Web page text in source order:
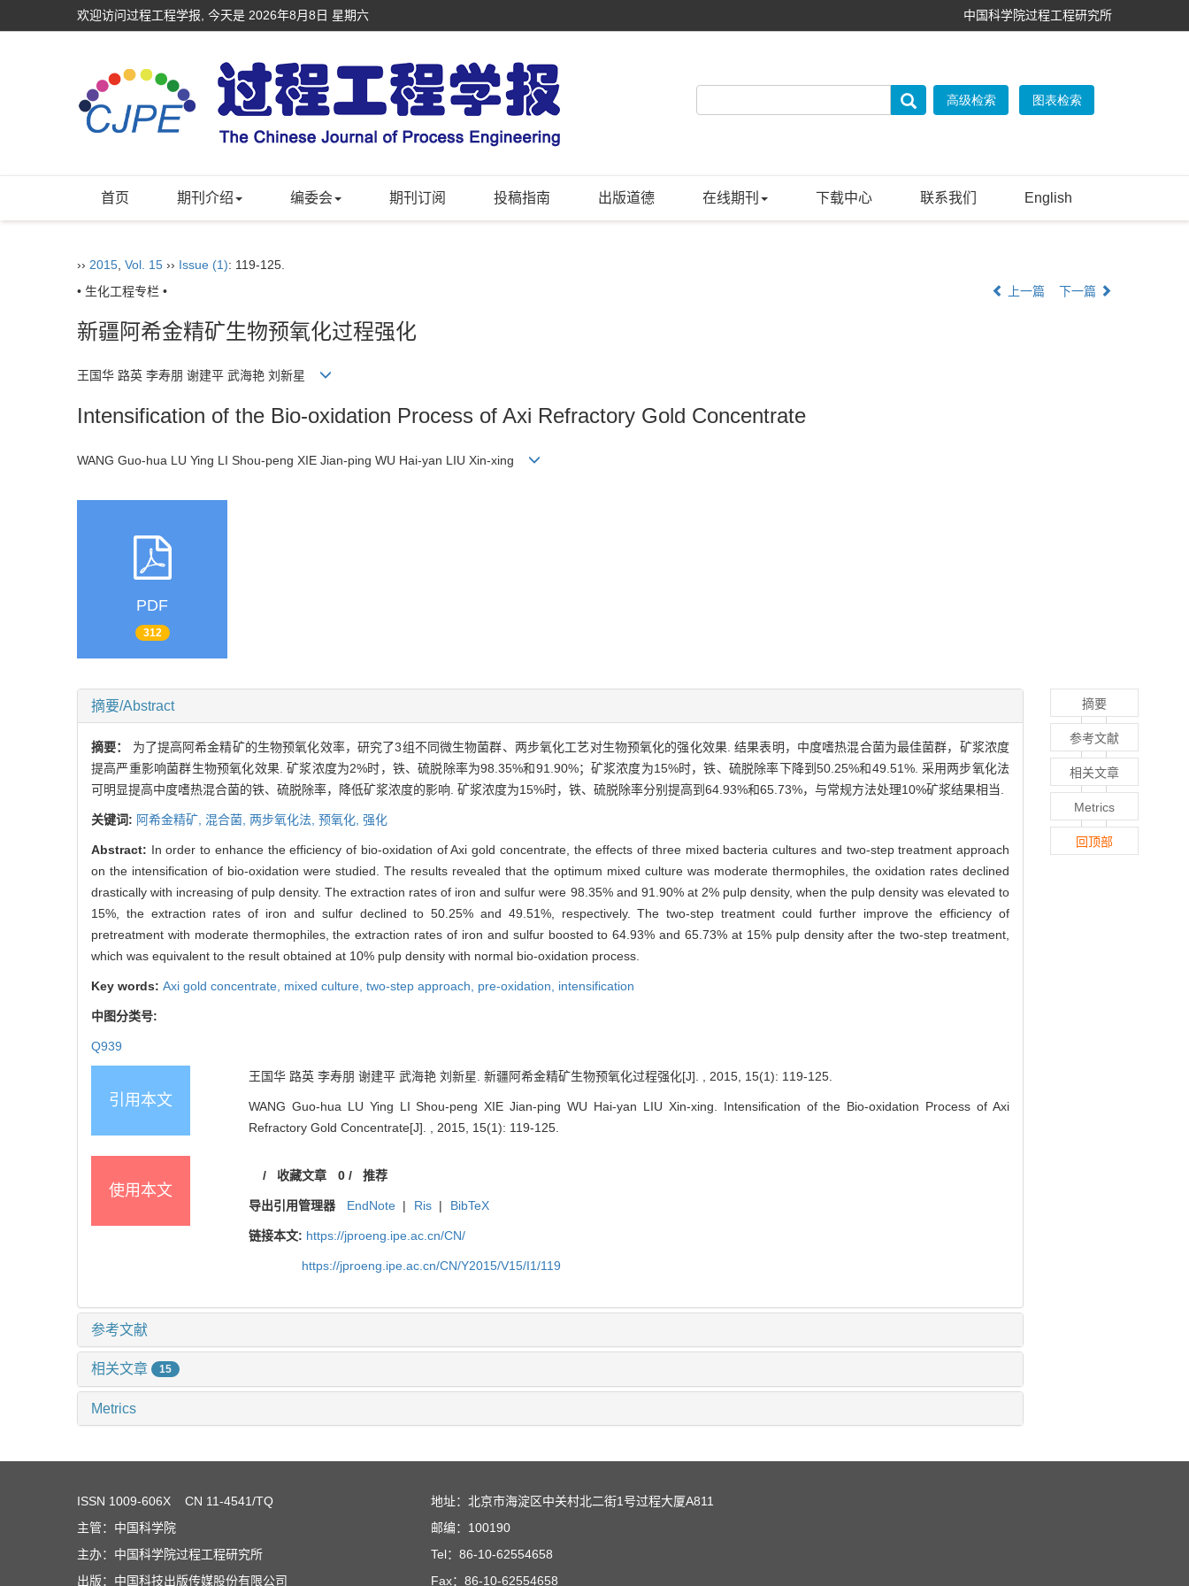
欢迎访问过程工程学报, 今天是 2026年8月8日 星期六 中国科学院过程工程研究所
首页 期刊介绍 编委会 期刊订阅 投稿指南 出版道德 在线期刊 下载中心 联系我们 English
›› 2015 Vol. 15 ›› Issue (1): 119-125.
• 生化工程专栏 •
上一篇 下一篇
新疆阿希金精矿生物预氧化过程强化
王国华 路英 李寿朋 谢建平 武海艳 刘新星
Intensification of the Bio-oxidation Process of Axi Refractory Gold Concentrate
WANG Guo-hua LU Ying LI Shou-peng XIE Jian-ping WU Hai-yan LIU Xin-xing
PDF
312
摘要/Abstract
摘要： 为了提高阿希金精矿的生物预氧化效率，研究了3组不同微生物菌群、两步氧化工艺对生物预氧化的强化效果. 结果表明，中度嗜热混合菌为最佳菌群，矿浆浓度
提高严重影响菌群生物预氧化效果. 矿浆浓度为2%时，铁、硫脱除率为98.35%和91.90%；矿浆浓度为15%时，铁、硫脱除率下降到50.25%和49.51%. 采用两步氧化法
可明显提高中度嗜热混合菌的铁、硫脱除率，降低矿浆浓度的影响. 矿浆浓度为15%时，铁、硫脱除率分别提高到64.93%和65.73%，与常规方法处理10%矿浆结果相当.
关键词: 阿希金精矿, 混合菌, 两步氧化法, 预氧化, 强化
Abstract: In order to enhance the efficiency of bio-oxidation of Axi gold concentrate, the effects of three mixed bacteria cultures and two-step treatment approach
on the intensification of bio-oxidation were studied. The results revealed that the optimum mixed culture was moderate thermophiles, the oxidation rates declined
drastically with increasing of pulp density. The extraction rates of iron and sulfur were 98.35% and 91.90% at 2% pulp density, when the pulp density was elevated to
15%, the extraction rates of iron and sulfur declined to 50.25% and 49.51%, respectively. The two-step treatment could further improve the efficiency of
pretreatment with moderate thermophiles, the extraction rates of iron and sulfur boosted to 64.93% and 65.73% at 15% pulp density after the two-step treatment,
which was equivalent to the result obtained at 10% pulp density with normal bio-oxidation process.
Key words: Axi gold concentrate, mixed culture, two-step approach, pre-oxidation, intensification
中图分类号:
Q939
引用本文
王国华 路英 李寿朋 谢建平 武海艳 刘新星. 新疆阿希金精矿生物预氧化过程强化[J]. , 2015, 15(1): 119-125.
WANG Guo-hua LU Ying LI Shou-peng XIE Jian-ping WU Hai-yan LIU Xin-xing. Intensification of the Bio-oxidation Process of Axi
Refractory Gold Concentrate[J]. , 2015, 15(1): 119-125.
使用本文
/ 收藏文章 0/ 推荐
导出引用管理器 EndNote | Ris | BibTeX
链接本文: https://jproeng.ipe.ac.cn/CN/
https://jproeng.ipe.ac.cn/CN/Y2015/V15/I1/119
参考文献
相关文章 15
Metrics
摘要
参考文献
相关文章
Metrics
回顶部
ISSN 1009-606X CN 11-4541/TQ
主管：中国科学院
主办：中国科学院过程工程研究所
出版：中国科技出版传媒股份有限公司
地址：北京市海淀区中关村北二街1号过程大厦A811
邮编：100190
Tel：86-10-62554658
Fax：86-10-62554658